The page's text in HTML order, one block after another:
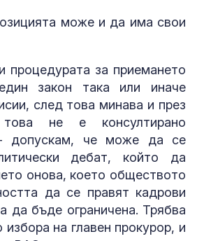
може и да има свои
процедурата за приемането
закон така или иначе
след това минава и през
не е консултирано
- допускам, че може да се
дебат, който да
онова, което обществото
да се правят кадрови
да бъде ограничена. Трябва
избора на главен прокурор, и